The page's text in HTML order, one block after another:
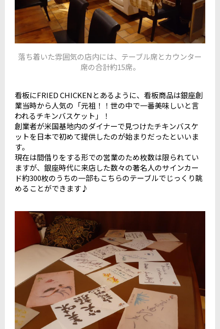
落ち着いた雰囲気の店内には、テーブル席とカウンター
席の合計約15席。
看板にFRIED CHICKENとあるように、看板商品は銀座創
業当時から人気の「元祖！！世の中で一番美味しいと言
われるチキンバスケット」！
創業者が米国基地内のダイナーで見つけたチキンバスケ
ットを日本で初めて提供したのが始まりだったといいま
す。
現在は間借りをする形での営業のため枚数は限られてい
ますが、銀座時代に来店した数々の著名人のサインカー
ド約300枚のうちの一部もこちらのテーブルでじっくり眺
めることができます♪